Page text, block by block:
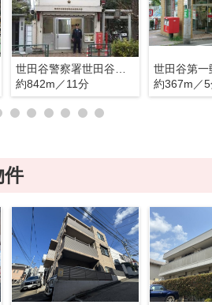
約842m／11分
世田谷第一
約367m／
件